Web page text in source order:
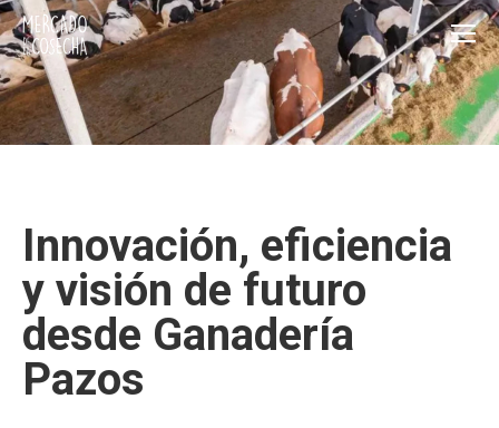
Innovación, eficiencia
y visión de futuro
desde Ganadería
Pazos